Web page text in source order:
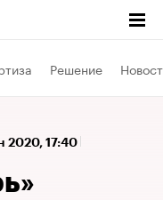
Решение
2020, 17:40